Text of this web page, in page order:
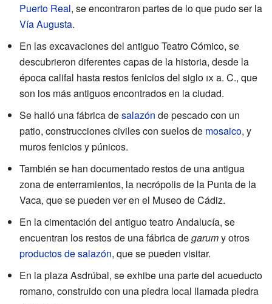
Puerto Real, se encontraron partes de lo que pudo ser la
Vía Augusta.
En las excavaciones del antiguo Teatro Cómico, se
descubrieron diferentes capas de la historia, desde la
época califal hasta restos fenicios del siglo ixa. C., que
son los más antiguos encontrados en la ciudad.
Se halló una fábrica desalazón de pescado con un
patio, construcciones civiles con suelos de mosaico, y
muros fenicios y púnicos.
También se han documentado restos de una antigua
zona de enterramientos, la necrópolis de la Punta de la
Vaca, que se pueden ver en el Museo de Cádiz.
En la cimentación del antiguo teatro Andalucía, se
encuentran los restos de una fábrica degarumy otros
productos de salazón, que se pueden visitar.
En la plaza Asdrúbal, se exhibe una parte del acueducto
romano, construido con una piedra local llamada piedra